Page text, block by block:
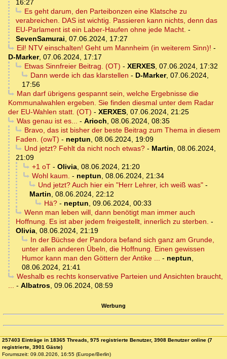
16:27
Es geht darum, den Parteibonzen eine Klatsche zu
verabreichen. DAS ist wichtig. Passieren kann nichts, denn das
EU-Parlament ist ein Laber-Haufen ohne jede Macht. -
SevenSamurai, 07.06.2024, 17:27
Eil! NTV einschalten! Geht um Mannheim (in weiterem Sinn)! -
D-Marker, 07.06.2024, 17:17
Etwas Sinnfreier Beitrag. (OT) - XERXES, 07.06.2024, 17:32
Dann werde ich das klarstellen - D-Marker, 07.06.2024,
17:56
Man darf übrigens gespannt sein, welche Ergebnisse die
Kommunalwahlen ergeben. Sie finden diesmal unter dem Radar
der EU-Wahlen statt. (OT) - XERXES, 07.06.2024, 21:25
Was genau ist es... - Arioch, 08.06.2024, 08:35
Bravo, das ist bisher der beste Beitrag zum Thema in diesem
Faden. (owT) - neptun, 08.06.2024, 19:09
Und jetzt? Fehlt da nicht noch etwas?- Martin, 08.06.2024,
21:09
+1 oT- Olivia, 08.06.2024, 21:20
Wohl kaum. - neptun, 08.06.2024, 21:34
Und jetzt? Auch hier ein "Herr Lehrer, ich weiß was"-
Martin, 08.06.2024, 22:12
Hä?- neptun, 09.06.2024, 00:33
Wenn man leben will, dann benötigt man immer auch
Hoffnung. Es ist aber jedem freigestellt, innerlich zu sterben. -
Olivia, 08.06.2024, 21:19
In der Büchse der Pandora befand sich ganz am Grunde,
unter allen anderen Übeln, die Hoffnung. Einen gewissen
Humor kann man den Göttern der Antike ... - neptun,
08.06.2024, 21:41
Weshalb es rechts konservative Parteien und Ansichten braucht,
... - Albatros, 09.06.2024, 08:59
Werbung
257403 Einträge in 18365 Threads, 975 registrierte Benutzer, 3908 Benutzer online (7
registrierte, 3901 Gäste)
Forumszeit: 09.08.2026, 16:55 (Europe/Berlin)